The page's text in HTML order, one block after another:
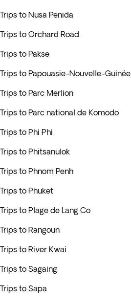
Trips to Nusa Penida
Trips to Orchard Road
Trips to Pakse
Trips to Papouasie-Nouvelle-Guinée
Trips to Parc Merlion
Trips to Parc national de Komodo
Trips to Phi Phi
Trips to Phitsanulok
Trips to Phnom Penh
Trips to Phuket
Trips to Plage de Lang Co
Trips to Rangoun
Trips to River Kwai
Trips to Sagaing
Trips to Sapa